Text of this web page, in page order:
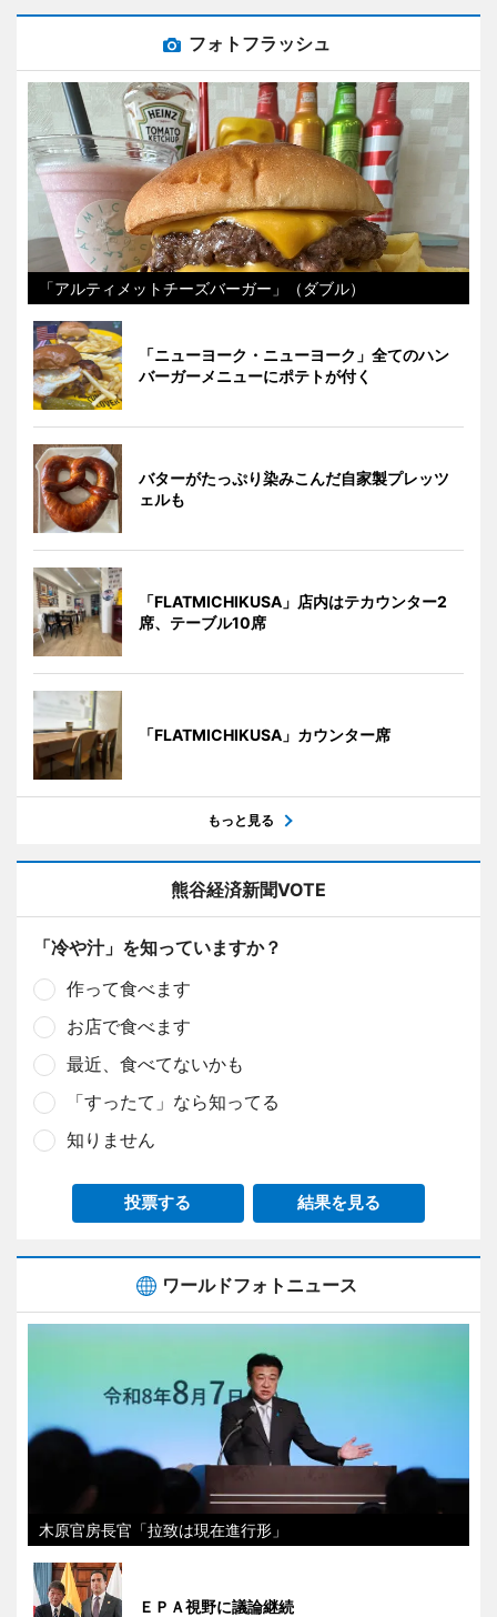
フォトフラッシュ
「アルティメットチーズバーガー」（ダブル）
「ニューヨーク・ニューヨーク」全てのハン
バーガーメニューにポテトが付く
バターがたっぷり染みこんだ自家製プレッツ
ェルも
「FLATMICHIKUSA」店内はテカウンター2
席、テーブル10席
「FLATMICHIKUSA」カウンター席
もっと見る
熊谷経済新聞VOTE
「冷や汁」を知っていますか？
作って食べます
お店で食べます
最近、食べてないかも
「すったて」なら知ってる
知りません
投票する 結果を見る
ワールドフォトニュース
木原官房長官「拉致は現在進行形」
ＥＰＡ視野に議論継続